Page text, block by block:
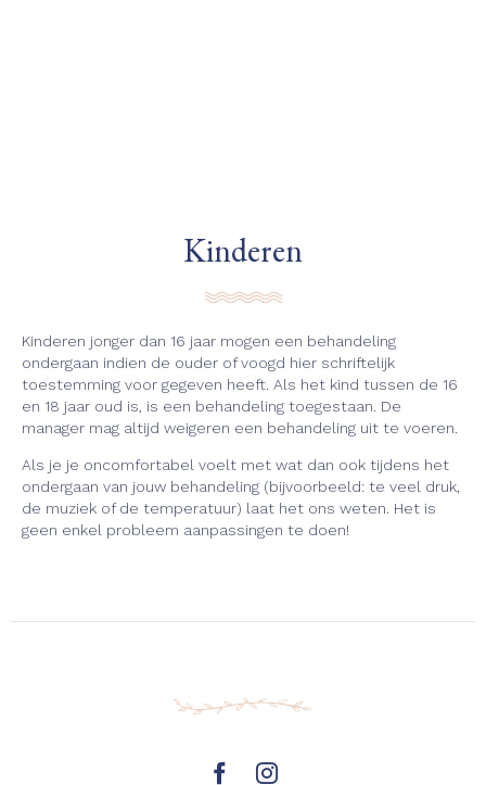
Kinderen
Kinderen jonger dan 16 jaar mogen een behandeling
ondergaan indien de ouder of voogd hier schriftelijk
toestemming voor gegeven heeft. Als het kind tussen de 16
en 18 jaar oud is, is een behandeling toegestaan. De
manager mag altijd weigeren een behandeling uit te voeren.
Als je je oncomfortabel voelt met wat dan ook tijdens het
ondergaan van jouw behandeling (bijvoorbeeld: te veel druk,
de muziek of de temperatuur) laat het ons weten. Het is
geen enkel probleem aanpassingen te doen!